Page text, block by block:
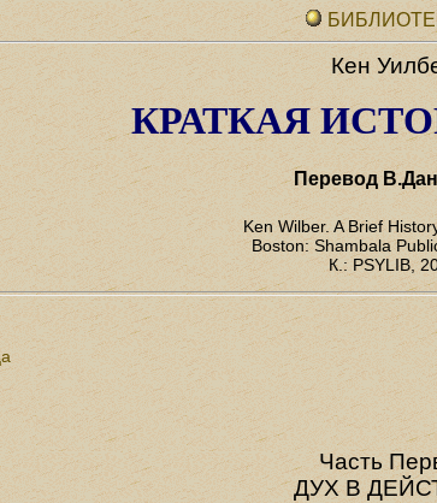
Кен
КРАТКАЯ
Перевод
Ken Wilber. A Brief
Boston: Shambala
К.: PSYLIB,
Часть
ДУХ В